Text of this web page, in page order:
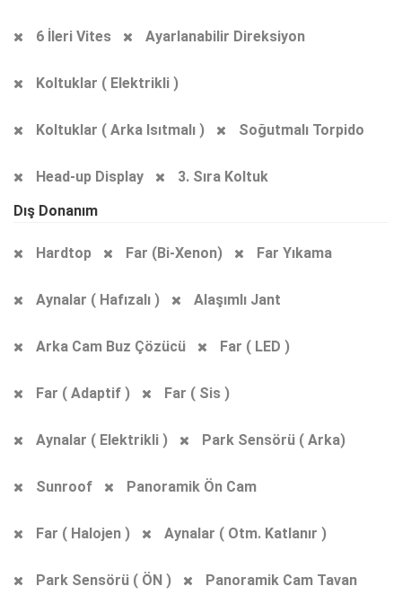
6 İleri Vites Ayarlanabilir Direksiyon
Koltuklar ( Elektrikli )
Koltuklar ( Arka Isıtmalı ) Soğutmalı Torpido
Head-up Display
3. Sıra Koltuk
Dış Donanım
Hardtop Far (Bi-Xenon) Far Yıkama
Aynalar ( Hafızalı ) Alaşımlı Jant
Arka Cam Buz Çözücü Far ( LED )
Far ( Adaptif ) Far ( Sis )
Aynalar ( Elektrikli ) Park Sensörü ( Arka)
Sunroof Panoramik Ön Cam
Far ( Halojen ) Aynalar ( Otm. Katlanır )
Park Sensörü ( ÖN ) Panoramik Cam Tavan